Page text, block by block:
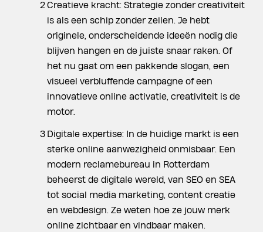
Creatieve kracht: Strategie zonder creativiteit
is als een schip zonder zeilen. Je hebt
originele, onderscheidende ideeën nodig die
blijven hangen en de juiste snaar raken. Of
het nu gaat om een pakkende slogan, een
visueel verbluffende campagne of een
innovatieve online activatie, creativiteit is de
motor.
Digitale expertise: In de huidige markt is een
sterke online aanwezigheid onmisbaar. Een
modern reclamebureau in Rotterdam
beheerst de digitale wereld, van SEO en SEA
tot social media marketing, content creatie
en webdesign. Ze weten hoe ze jouw merk
online zichtbaar en vindbaar maken.